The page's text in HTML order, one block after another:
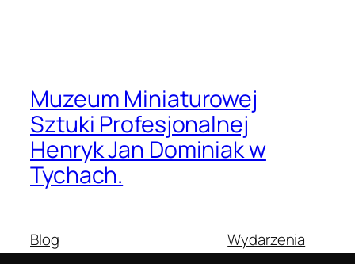
Muzeum Miniaturowej
Sztuki Profesjonalnej
Henryk Jan Dominiak w
Tychach.
Blog
O nas
Wydarzenia
Sklep